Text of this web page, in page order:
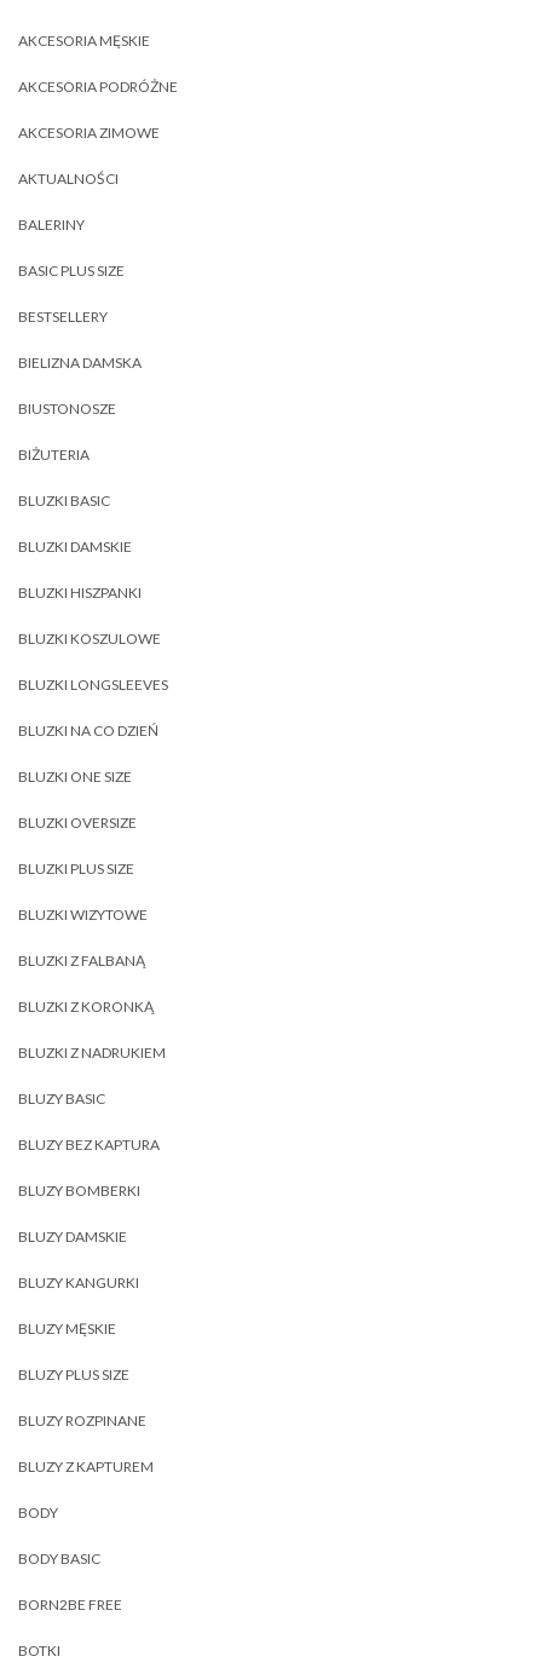
AKCESORIA MĘSKIE
AKCESORIA PODRÓŻNE
AKCESORIA ZIMOWE
AKTUALNOŚCI
BALERINY
BASIC PLUS SIZE
BESTSELLERY
BIELIZNA DAMSKA
BIUSTONOSZE
BIŻUTERIA
BLUZKI BASIC
BLUZKI DAMSKIE
BLUZKI HISZPANKI
BLUZKI KOSZULOWE
BLUZKI LONGSLEEVES
BLUZKI NA CO DZIEŃ
BLUZKI ONE SIZE
BLUZKI OVERSIZE
BLUZKI PLUS SIZE
BLUZKI WIZYTOWE
BLUZKI Z FALBANĄ
BLUZKI Z KORONKĄ
BLUZKI Z NADRUKIEM
BLUZY BASIC
BLUZY BEZ KAPTURA
BLUZY BOMBERKI
BLUZY DAMSKIE
BLUZY KANGURKI
BLUZY MĘSKIE
BLUZY PLUS SIZE
BLUZY ROZPINANE
BLUZY Z KAPTUREM
BODY
BODY BASIC
BORN2BE FREE
BOTKI